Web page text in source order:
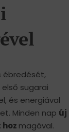
ébredését,
sugarai
és energiával
Minden nap új
magával.